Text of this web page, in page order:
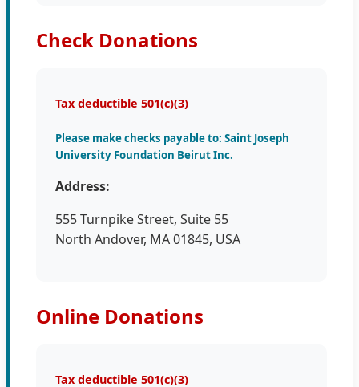
Check Donations
Tax deductible 501(c)(3)
Please make checks payable to: Saint Joseph
University Foundation Beirut Inc.
Address:
555 Turnpike Street, Suite 55
North Andover, MA 01845, USA
Online Donations
Tax deductible 501(c)(3)